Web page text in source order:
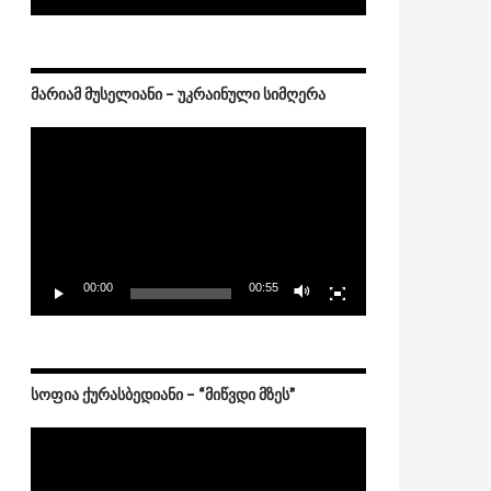
ᲛᲐᲠᲘᲐᲛ ᲛᲣᲡᲔᲚᲘᲐᲜᲘ – ᲣᲙᲠᲐᲘᲜᲣᲚᲘ ᲡᲘᲛᲦᲔᲠᲐ
00:00 00:55
ᲡᲝᲤᲘᲐ ᲥᲣᲠᲐᲡᲑᲔᲓᲘᲐᲜᲘ – “ᲛᲘᲬᲕᲓᲘ ᲛᲖᲔᲡ”